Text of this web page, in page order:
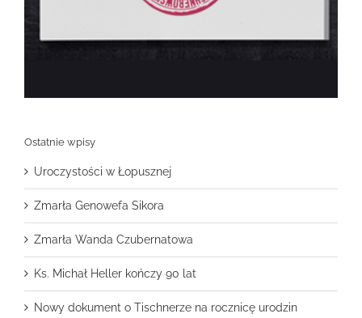
Ostatnie wpisy
Uroczystości w Łopusznej
Zmarła Genowefa Sikora
Zmarła Wanda Czubernatowa
Ks. Michał Heller kończy 90 lat
Nowy dokument o Tischnerze na rocznicę urodzin